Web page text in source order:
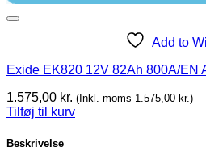
Add to
Exide EK820 12V 82Ah 800A/EN
1.575,00 kr. (Inkl. moms 1.575,00 kr.)
Tilføj til kurv
Beskrivelse